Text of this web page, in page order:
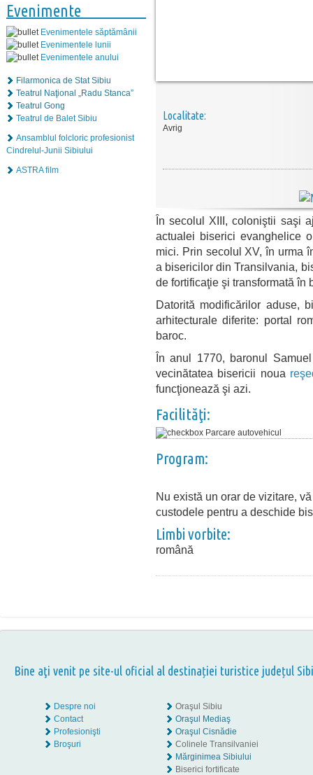
Evenimente
Evenimentele săptămânii
Evenimentele lunii
Evenimentele anului
Filarmonica de Stat Sibiu
Teatrul Naţional „Radu Stanca”
Teatrul Gong
Teatrul de Balet Sibiu
Ansamblul folcloric profesionist
Cindrelul-Junii Sibiului
ASTRA film
Localitate:
Avrig
În secolul XIII, coloniştii saşi
actualei biserici evanghelice
mici. Prin secolul XV, în urma
a bisericilor din Transilvania,
de fortificaţie şi transformată în
Datorită modificărilor aduse,
arhitecturale diferite: portal
baroc.
În anul 1770, baronul
vecinătatea bisericii noua
funcţionează şi azi.
Facilităţi:
Parcare autovehicul
Program:
Nu există un orar de vizitare,
custodele pentru a deschide
Limbi vorbite:
română
Bine aţi venit pe site-ul oficial al destinației turistice județul
Despre noi
Contact
Profesionişti
Broşuri
Oraşul Sibiu
Oraşul Mediaş
Oraşul Cisnădie
Colinele Transilvaniei
Mărginimea Sibiului
Biserici fortificate